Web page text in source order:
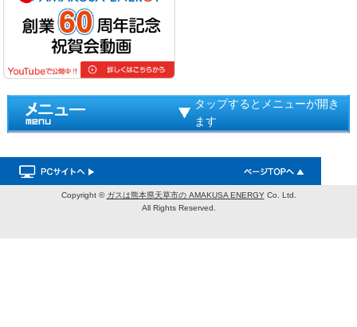
タップするとメニューが開き
ます
Copyright © ガスは熊本県天草市の AMAKUSA ENERGYCo. Ltd.
All Rights Reserved.